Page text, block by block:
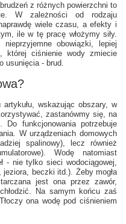
z różnych powierzchni to
W zależności od rodzaju
wiele czasu, a efekty i
ile w tę pracę włożymy siły.
obowiązki, lepiej
której ciśnienie wody zmiecie
usunięcia - brud.
artykułu, wskazując obszary, w
zastanówmy się, na
Do funkcjonowania potrzebuje
W urządzeniach domowych
spalinowy), lecz również
Wodę natomiast
- nie tylko sieci wodociągowej,
beczki itd.). Żeby mogła
jest ona przez zawór,
Na samym końcu zaś
ona wodę pod ciśnieniem